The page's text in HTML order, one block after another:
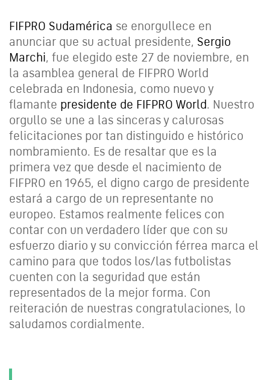
FIFPRO Sudamérica se enorgullece en
anunciar que su actual presidente, Sergio
Marchi, fue elegido este 27 de noviembre, en
la asamblea general de FIFPRO World
celebrada en Indonesia, como nuevo y
flamante presidente de FIFPRO World. Nuestro
orgullo se une a las sinceras y calurosas
felicitaciones por tan distinguido e histórico
nombramiento. Es de resaltar que es la
primera vez que desde el nacimiento de
FIFPRO en 1965, el digno cargo de presidente
estará a cargo de un representante no
europeo. Estamos realmente felices con
contar con un verdadero líder que con su
esfuerzo diario y su convicción férrea marca el
camino para que todos los/las futbolistas
cuenten con la seguridad que están
representados de la mejor forma. Con
reiteración de nuestras congratulaciones, lo
saludamos cordialmente.